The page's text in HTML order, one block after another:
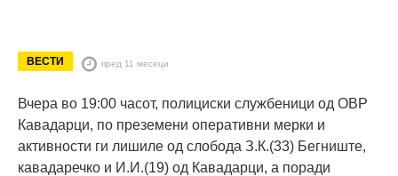
ВЕСТИ пред 11 месеци
Вчера во 19:00 часот, полициски службеници од ОВР
Кавадарци, по преземени оперативни мерки и
активности ги лишиле од слобода З.К.(33) Бегниште,
кавадаречко и И.И.(19) од Кавадарци, а поради